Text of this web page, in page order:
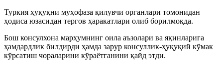
Туркия ҳуқуқни муҳофаза қилувчи органлари томонидан
ҳодиса юзасидан тергов ҳаракатлари олиб борилмоқда.
Бош консулхона марҳумнинг оила аъзолари ва яқинларига
ҳамдардлик билдирди ҳамда зарур консуллик-ҳуқуқий кўмак
кўрсатиш чораларини кўраётганини қайд этди.